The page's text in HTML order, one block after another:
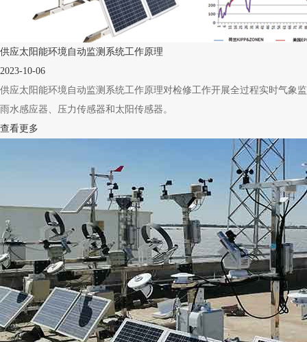
供应太阳能环境自动监测系统工作原理
2023-10-06
供应太阳能环境自动监测系统工作原理对检修工作开展全过程实时气象
雨水感应器、压力传感器和太阳传感器。
查看更多